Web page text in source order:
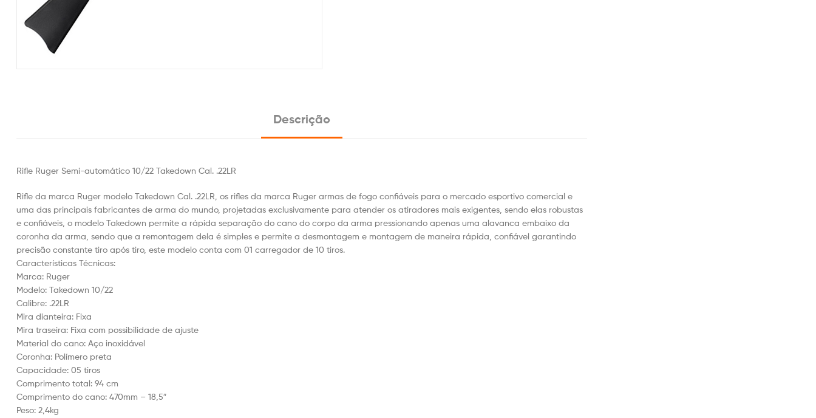
Descrição
Rifle Ruger Semi-automático 10/22 Takedown Cal. .22LR
Rifle da marca Ruger modelo Takedown Cal. .22LR, os rifles da marca Ruger armas de fogo confiáveis para o mercado esportivo comercial e
uma das principais fabricantes de arma do mundo, projetadas exclusivamente para atender os atiradores mais exigentes, sendo elas robustas
e confiáveis, o modelo Takedown permite a rápida separação do cano do corpo da arma pressionando apenas uma alavanca embaixo da
coronha da arma, sendo que a remontagem dela é simples e permite a desmontagem e montagem de maneira rápida, confiável garantindo
precisão constante tiro após tiro, este modelo conta com 01 carregador de 10 tiros.
Características Técnicas:
Marca: Ruger
Modelo: Takedown 10/22
Calibre: .22LR
Mira dianteira: Fixa
Mira traseira: Fixa com possibilidade de ajuste
Material do cano: Aço inoxidável
Coronha: Polímero preta
Capacidade: 05 tiros
Comprimento total: 94 cm
Comprimento do cano: 470mm – 18,5″
Peso: 2,4kg